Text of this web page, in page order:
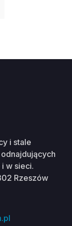
i stale
w sieci.
Rzeszów